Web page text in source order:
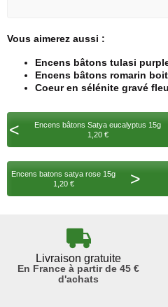
Vous aimerez aussi :
Encens bâtons tulasi
Encens bâtons romarin
Coeur en sélénite gravé
<
Encens bâtons Satya eucalyptus 15g
1,20 €
Encens batons satya rose 15g
1,20 €
>
Livraison gratuite
En France à partir de 45 €
d'achats